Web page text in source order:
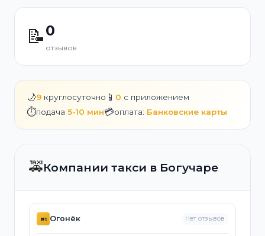
📝0
отзывов
🌙9 круглосуточно 📱 0 с приложением
⏱️подача 5-10 мин💳оплата: Банковские карты
🚕Компании такси в Богучаре
#1 Огонёк Нет отзывов